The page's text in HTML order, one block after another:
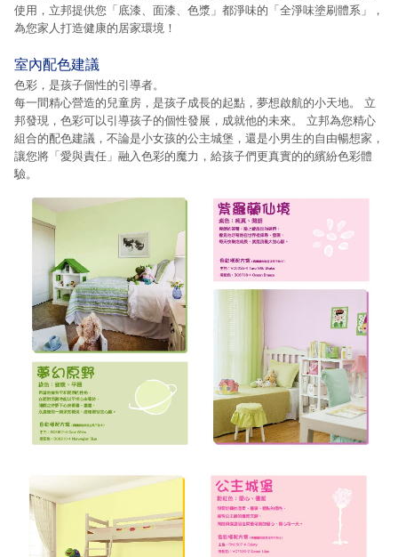
使用，立邦提供您「底漆、面漆、色漿」都淨味的「全淨味塗刷體系」，
為您家人打造健康的居家環境！
室內配色建議
色彩，是孩子個性的引導者。
每一間精心營造的兒童房，是孩子成長的起點，夢想啟航的小天地。 立
邦發現，色彩可以引導孩子的個性發展，成就他的未來。 立邦為您精心
組合的配色建議，不論是小女孩的公主城堡，還是小男生的自由暢想家，
讓您將「愛與責任」融入色彩的魔力，給孩子們更真實的的繽紛色彩體
驗。